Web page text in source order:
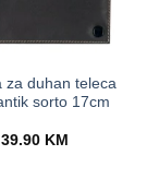
za duhan teleca
sorto 17cm
39.90 KM